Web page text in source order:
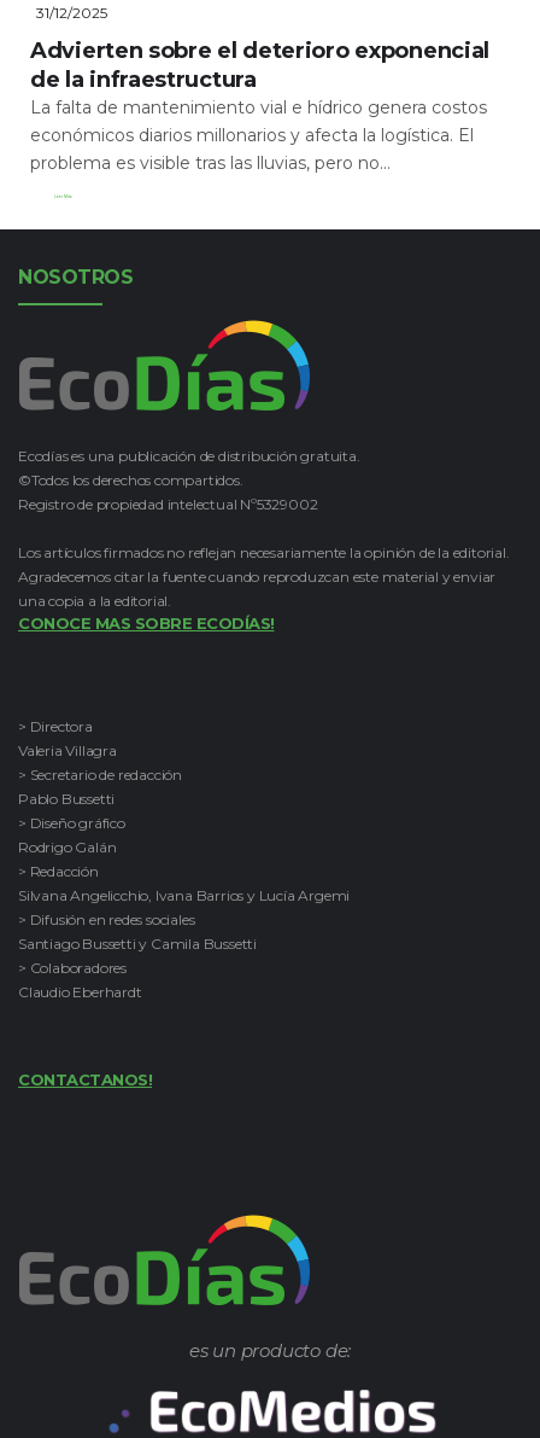
31/12/2025
Advierten sobre el deterioro exponencial
de la infraestructura
La falta de mantenimiento vial e hídrico genera costos
económicos diarios millonarios y afecta la logística. El
problema es visible tras las lluvias, pero no...
Leer Más
NOSOTROS
Ecodías es una publicación de distribución gratuita.
©Todos los derechos compartidos.
Registro de propiedad intelectual Nº5329002
Los artículos firmados no reflejan necesariamente la opinión de la editorial.
Agradecemos citar la fuente cuando reproduzcan este material y enviar
una copia a la editorial.
CONOCE MAS SOBRE ECODÍAS!
> Directora
Valeria Villagra
> Secretario de redacción
Pablo Bussetti
> Diseño gráfico
Rodrigo Galán
> Redacción
Silvana Angelicchio, Ivana Barrios y Lucía Argemi
> Difusión en redes sociales
Santiago Bussetti y Camila Bussetti
> Colaboradores
Claudio Eberhardt
CONTACTANOS!
es un producto de: